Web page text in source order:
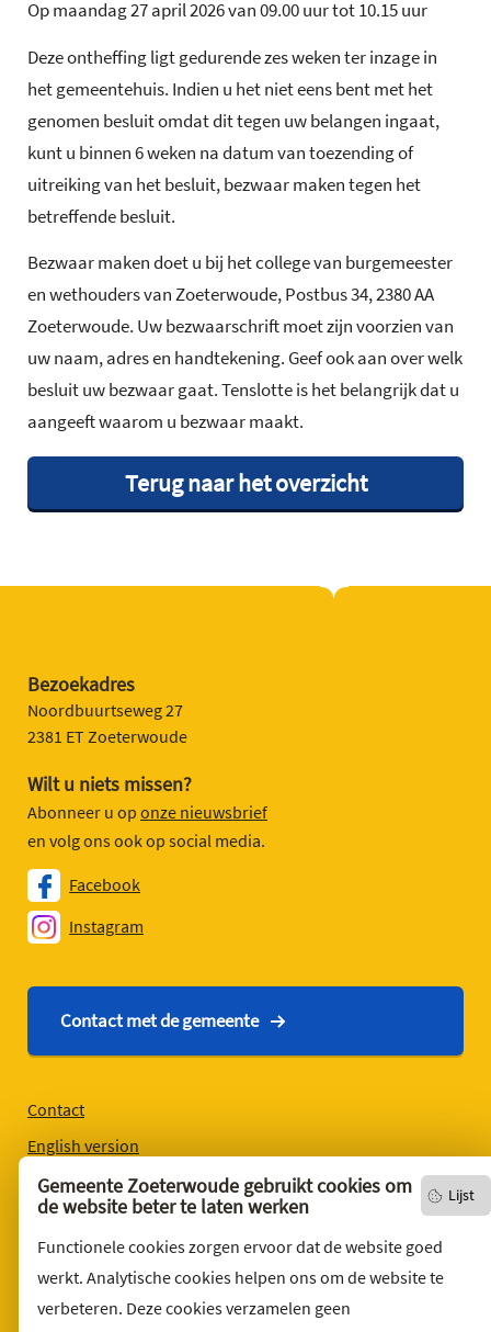
Lijst
Gemeente Zoeterwoude gebruikt cookies om
de website beter te laten werken
Functionele cookies zorgen ervoor dat de website goed
werkt. Analytische cookies helpen ons om de website te
verbeteren. Deze cookies verzamelen geen
Op maandag 27 april 2026 van 09.00 uur tot 10.15 uur
Deze ontheffing ligt gedurende zes weken ter inzage in
het gemeentehuis. Indien u het niet eens bent met het
genomen besluit omdat dit tegen uw belangen ingaat,
kunt u binnen 6 weken na datum van toezending of
uitreiking van het besluit, bezwaar maken tegen het
betreffende besluit.
Bezwaar maken doet u bij het college van burgemeester
en wethouders van Zoeterwoude, Postbus 34, 2380 AA
Zoeterwoude. Uw bezwaarschrift moet zijn voorzien van
uw naam, adres en handtekening. Geef ook aan over welk
besluit uw bezwaar gaat. Tenslotte is het belangrijk dat u
aangeeft waarom u bezwaar maakt.
Terug naar het overzicht
Bezoekadres
Noordbuurtseweg 27
2381 ET Zoeterwoude
Wilt u niets missen?
Abonneer u op onze nieuwsbrief
en volg ons ook op social media.
Facebook
Instagram
Contact met de gemeente
Contact
English version
Privacyverklaring
Over deze website
Sitemap
Toegankelijkheid